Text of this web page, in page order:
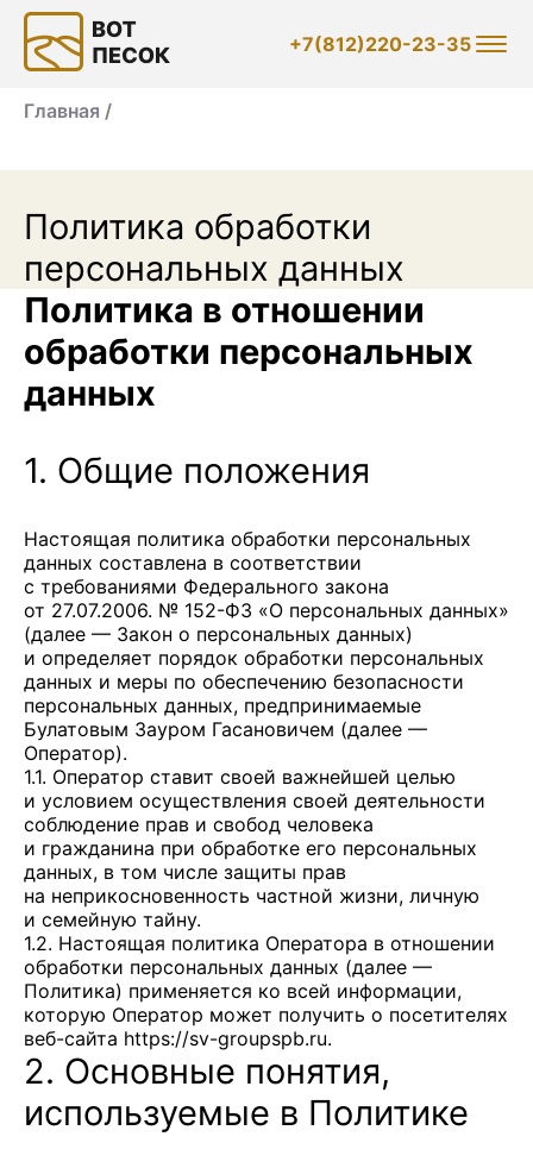
+7(812)220-23-35
Главная /
Политика обработки
персональных данных
Политика в отношении
обработки персональных
данных
1. Общие положения
Настоящая политика обработки персональных
данных составлена в соответствии
с требованиями Федерального закона
от 27.07.2006. № 152-ФЗ «О персональных данных»
(далее — Закон о персональных данных)
и определяет порядок обработки персональных
данных и меры по обеспечению безопасности
персональных данных, предпринимаемые
Булатовым Зауром Гасановичем (далее —
Оператор).
1.1. Оператор ставит своей важнейшей целью
и условием осуществления своей деятельности
соблюдение прав и свобод человека
и гражданина при обработке его персональных
данных, в том числе защиты прав
на неприкосновенность частной жизни, личную
и семейную тайну.
1.2. Настоящая политика Оператора в отношении
обработки персональных данных (далее —
Политика) применяется ко всей информации,
которую Оператор может получить о посетителях
веб-сайта https://sv-groupspb.ru.
2. Основные понятия,
используемые в Политике